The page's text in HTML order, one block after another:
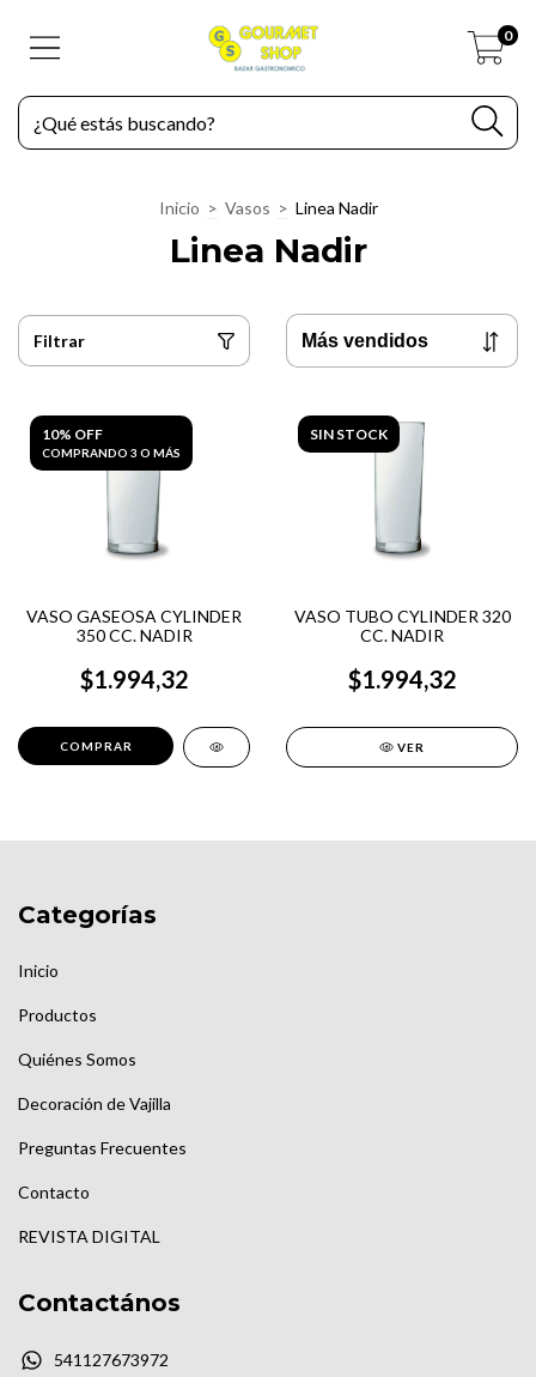
0
Inicio > Vasos > Linea Nadir
Linea Nadir
Filtrar
10% OFF
COMPRANDO 3 O MÁS
VASO GASEOSA CYLINDER
350 CC. NADIR
$1.994,32
SIN STOCK
VASO TUBO CYLINDER 320
CC. NADIR
$1.994,32
VER
Categorías
Inicio
Productos
Quiénes Somos
Decoración de Vajilla
Preguntas Frecuentes
Contacto
REVISTA DIGITAL
Contactános
541127673972